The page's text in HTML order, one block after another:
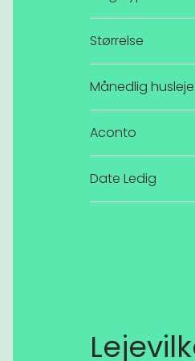
Størrelse
Månedlig husleje
Aconto
Date Ledig